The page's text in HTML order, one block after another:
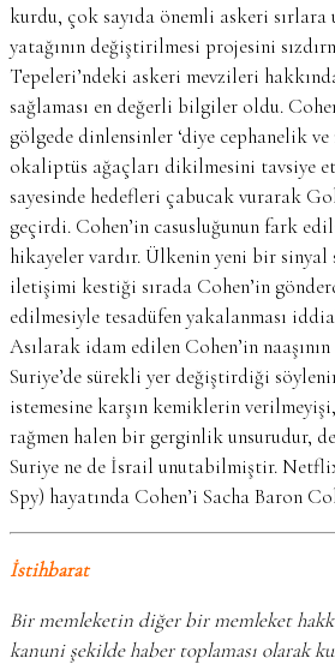
kurdu, çok sayıda önemli askeri sırlara
yatağının değiştirilmesi projesini
Tepeleri’ndeki askeri mevzileri
sağlaması en değerli bilgiler oldu.
gölgede dinlensinler ‘diye cephanelik
okaliptüs ağaçları dikilmesini tavsiye
sayesinde hedefleri çabucak vurarak
geçirdi. Cohen’in casusluğunun fark
hikayeler vardır. Ülkenin yeni bir sinyal
iletişimi kestiği sırada Cohen’in
edilmesiyle tesadüfen yakalanması
Asılarak idam edilen Cohen’in
Suriye’de sürekli yer değiştirdiği
istemesine karşın kemiklerin
rağmen halen bir gerginlik unsurudur,
Suriye ne de İsrail unutabilmiştir.
Spy) hayatında Cohen’i Sacha Baron
İstihbarat
Bir memleketin diğer bir memleket
kanuni şekilde haber toplaması olarak